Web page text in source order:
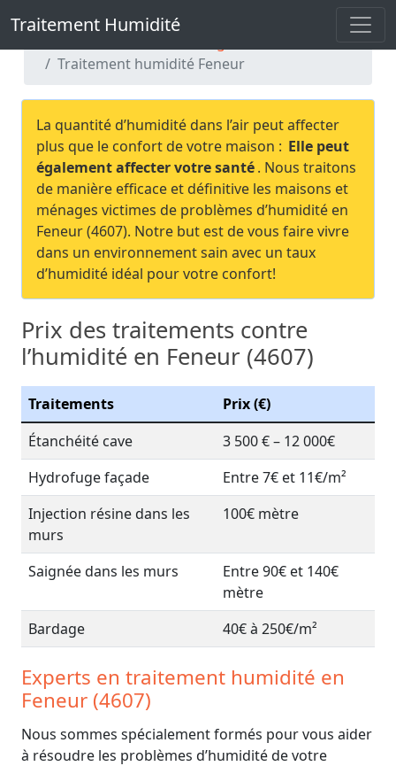
Traitement Humidité
Traitement Humidité
Traitement humidité Feneur
La quantité d’humidité dans l’air peut affecter
plus que le confort de votre maison : Elle peut
également affecter votre santé. Nous traitons
de manière efficace et définitive les maisons et
ménages victimes de problèmes d’humidité en
Feneur (4607). Notre but est de vous faire vivre
dans un environnement sain avec un taux
d’humidité idéal pour votre confort!
Prix des traitements contre
l’humidité en Feneur (4607)
Traitements
Prix (€)
Étanchéité cave
3 500 € – 12 000€
Hydrofuge façade
Entre 7€ et 11€/m²
Injection résine dans les
murs
100€ mètre
Saignée dans les murs
Entre 90€ et 140€
mètre
Bardage
40€ à 250€/m²
Experts en traitement humidité en
Feneur (4607)
Nous sommes spécialement formés pour vous aider
à résoudre les problèmes d’humidité de votre